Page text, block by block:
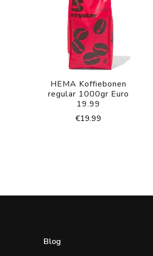
HEMA Koffiebonen
regular 1000gr Euro
19.99
€19.99
Blog